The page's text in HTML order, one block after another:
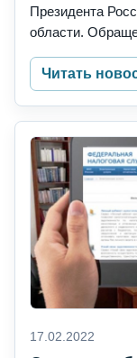
Президента
области.
Читать
17.02.2022